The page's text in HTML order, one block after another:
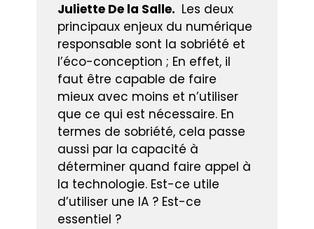
Juliette De la Salle. Les deux
principaux enjeux du numérique
responsable sont la sobriété et
l’éco-conception ; En effet, il
faut être capable de faire
mieux avec moins et n’utiliser
que ce qui est nécessaire. En
termes de sobriété, cela passe
aussi par la capacité à
déterminer quand faire appel à
la technologie. Est-ce utile
d’utiliser une IA ? Est-ce
essentiel ?